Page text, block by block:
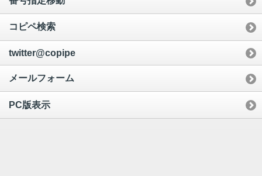
コピペ検索
twitter@copipe
メールフォーム
PC版表示